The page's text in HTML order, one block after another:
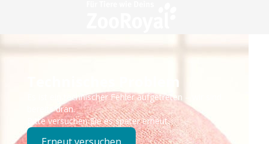
Technisches Problem
Es ist ein technischer Fehler aufgetreten – wir sind
bereits dran.
Bitte versuchen Sie es später erneut.